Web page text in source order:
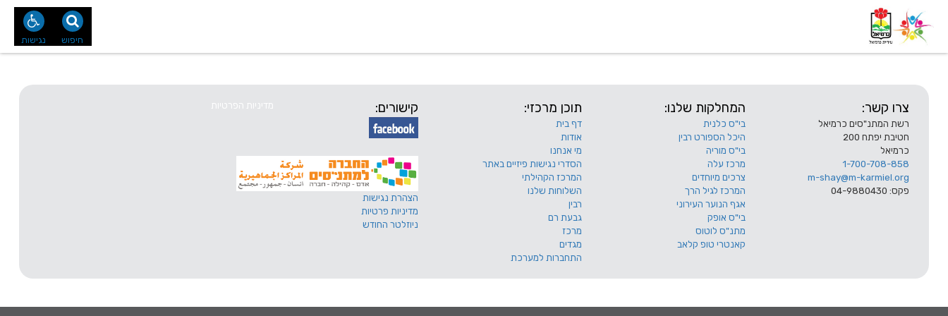
נגישות חיפוש
צרו קשר:
רשת המתנ"סים כרמיאל
חטיבת יפתח 200
כרמיאל
1-700-708-858
m-shay@m-karmiel.org
פקס: 04-9880430
המחלקות שלנו:
בי"ס כלנית
היכל הספורט רבין
בי"ס מוריה
מרכז עלה
צרכים מיוחדים
המרכז לגיל הרך
אגף הנוער העירוני
בי"ס אופק
מתנ"ס לוטוס
קאנטרי טופ קלאב
תוכן מרכזי:
דף בית
אודות
מי אנחנו
הסדרי נגישות פיזיים באתר
המרכז הקהילתי
השלוחות שלנו
רבין
גבעת רם
מרכז
מגדים
התחברות למערכת
קישורים:
הצהרת נגישות
מדיניות פרטיות
ניוזלטר החודש
מדיניות הפרטיות